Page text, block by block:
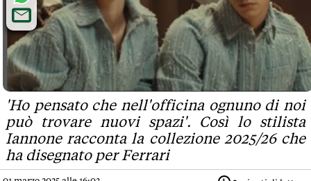
'Ho pensato che nell'officina ognuno di noi
può trovare nuovi spazi'. Così lo stilista
Iannone racconta la collezione 2025/26 che
ha disegnato per Ferrari